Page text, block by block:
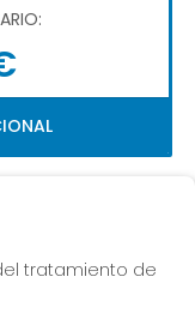
tratamiento de